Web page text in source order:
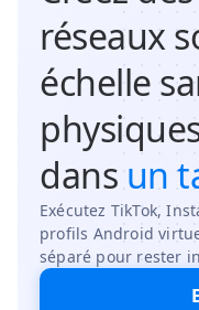
réseaux
échelle
dans un
Exécutez TikTok,
profils Android
séparé pour rester